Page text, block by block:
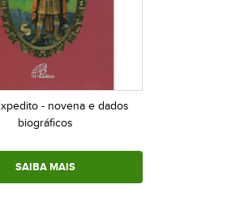
- novena e dados
biográficos
SAIBA MAIS